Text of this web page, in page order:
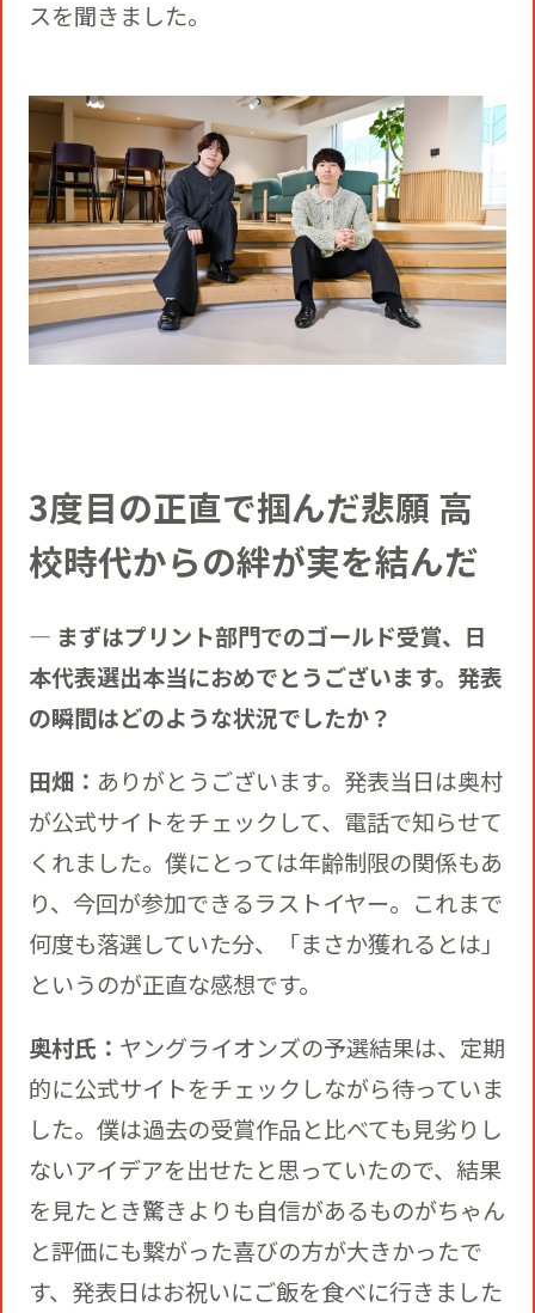
PR
CSR
グループ会社
スを聞きました。
3度目の正直で掴んだ悲願 高
校時代からの絆が実を結んだ
― まずはプリント部門でのゴールド受賞、日
本代表選出本当におめでとうございます。発表
の瞬間はどのような状況でしたか？
田畑： ありがとうございます。発表当日は奥村
が公式サイトをチェックして、電話で知らせて
くれました。僕にとっては年齢制限の関係もあ
り、今回が参加できるラストイヤー。これまで
何度も落選していた分、「まさか獲れるとは」
というのが正直な感想です。
奥村氏： ヤングライオンズの予選結果は、定期
的に公式サイトをチェックしながら待っていま
した。僕は過去の受賞作品と比べても見劣りし
ないアイデアを出せたと思っていたので、結果
を見たとき驚きよりも自信があるものがちゃん
と評価にも繋がった喜びの方が大きかったで
す、発表日はお祝いにご飯を食べに行きました